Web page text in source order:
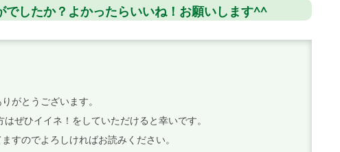
でしたか？よかったらいいね！お願いします^^
がとうございます。
ぜひイイネ！をしていただけると幸いです。
すのでよろしければお読みください。